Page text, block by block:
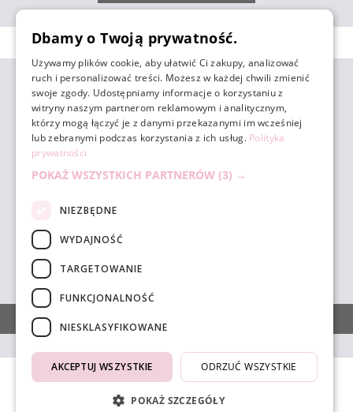
ZAKUPY
POMOC
MOJE KONTO
sklep@unicornbeauty.com.pl
4.9
Dbamy o Twoją prywatność.
Używamy plików cookie, aby ułatwić Ci zakupy, analizować
ruch i personalizować treści. Możesz w każdej chwili zmienić
swoje zgody. Udostępniamy informacje o korzystaniu z
witryny naszym partnerom reklamowym i analitycznym,
którzy mogą łączyć je z danymi przekazanymi im wcześniej
lub zebranymi podczas korzystania z ich usług. Polityka
prywatności
POKAŻ WSZYSTKICH PARTNERÓW (3) →
NIEZBĘDNE
WYDAJNOŚĆ
TARGETOWANIE
FUNKCJONALNOŚĆ
NIESKLASYFIKOWANE
AKCEPTUJ WSZYSTKIE ODRZUĆ WSZYSTKIE
POKAŻ SZCZEGÓŁY